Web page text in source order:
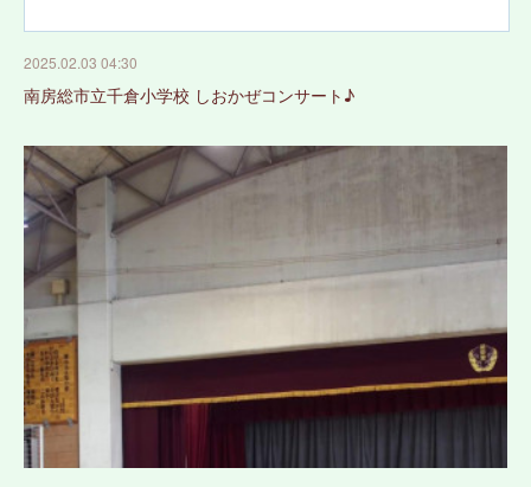
2025.02.03 04:30
南房総市立千倉小学校 しおかぜコンサート♪